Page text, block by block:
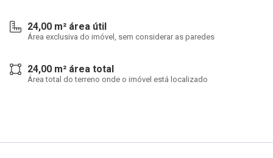
24,00 m² área útil
Área exclusiva do imóvel, sem considerar as paredes
24,00 m² área total
Área total do terreno onde o imóvel está localizado